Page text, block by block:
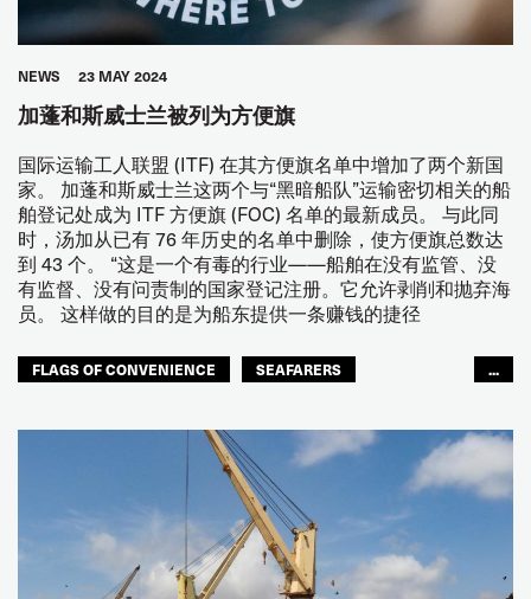
NEWS 23 MAY 2024
加蓬和斯威士兰被列为方便旗
国际运输工人联盟 (ITF) 在其方便旗名单中增加了两个新国
家。 加蓬和斯威士兰这两个与“黑暗船队”运输密切相关的船
舶登记处成为 ITF 方便旗 (FOC) 名单的最新成员。 与此同
时，汤加从已有 76 年历史的名单中删除，使方便旗总数达
到 43 个。 “这是一个有毒的行业——船舶在没有监管、没
有监督、没有问责制的国家登记注册。它允许剥削和抛弃海
员。 这样做的目的是为船东提供一条赚钱的捷径
FLAGS OF CONVENIENCE
SEAFARERS
GLOBAL
...